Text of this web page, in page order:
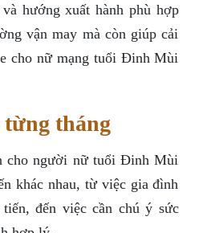
hướng xuất hành phù hợp
vận may mà còn giúp cải
cho nữ mạng tuổi Đinh Mùi
từng tháng
cho người nữ tuổi Đinh Mùi
khác nhau, từ việc gia đình
đến việc cần chú ý sức